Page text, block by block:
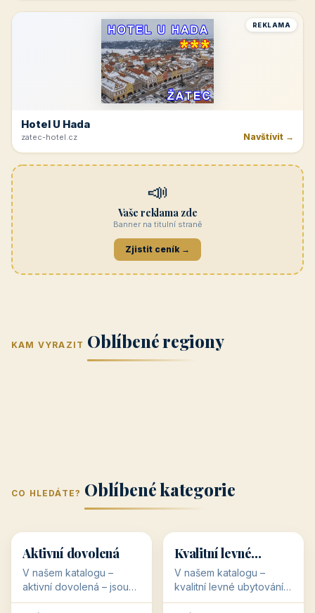
REKLAMA
Hotel U Hada
zatec-hotel.cz Navštívit →
📣
Vaše reklama zde
Banner na titulní straně
Zjistit ceník →
KAM VYRAZIT Oblíbené regiony
(Jihomoravský
kraj)
kraj)
Zlínský kraj Žilinský
Karlovarský
Střední Čechy
(Středočeský
CO HLEDÁTE? Oblíbené kategorie
🥾 36 objektů
Aktivní dovolená
V našem katalogu –
aktivní dovolená – jsou
pro Vás připraveny
💰
💰
34 objektů
Kvalitní levné
ubytování
V našem katalogu –
kvalitní levné ubytování –
jsou pro Vás připraveny